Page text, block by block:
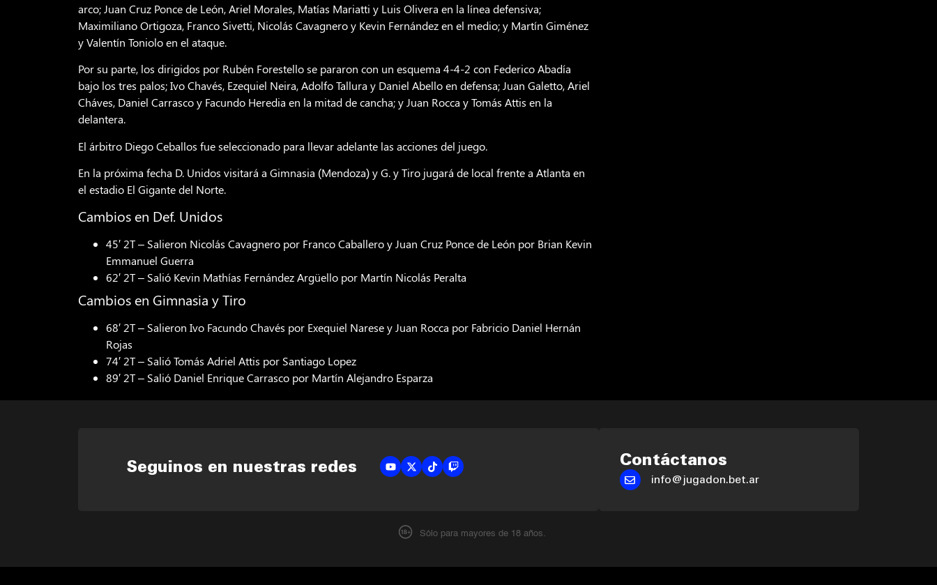
arco; Juan Cruz Ponce de León, Ariel Morales, Matías Mariatti y Luis Olivera en la línea defensiva;
Maximiliano Ortigoza, Franco Sivetti, Nicolás Cavagnero y Kevin Fernández en el medio; y Martín Giménez
y Valentín Toniolo en el ataque.
Por su parte, los dirigidos por Rubén Forestello se pararon con un esquema 4-4-2 con Federico Abadía
bajo los tres palos; Ivo Chavés, Ezequiel Neira, Adolfo Tallura y Daniel Abello en defensa; Juan Galetto, Ariel
Cháves, Daniel Carrasco y Facundo Heredia en la mitad de cancha; y Juan Rocca y Tomás Attis en la
delantera.
El árbitro Diego Ceballos fue seleccionado para llevar adelante las acciones del juego.
En la próxima fecha D. Unidos visitará a Gimnasia (Mendoza) y G. y Tiro jugará de local frente a Atlanta en
el estadio El Gigante del Norte.
Cambios en Def. Unidos
45′ 2T – Salieron Nicolás Cavagnero por Franco Caballero y Juan Cruz Ponce de León por Brian Kevin
Emmanuel Guerra
62′ 2T – Salió Kevin Mathías Fernández Argüello por Martín Nicolás Peralta
Cambios en Gimnasia y Tiro
68′ 2T – Salieron Ivo Facundo Chavés por Exequiel Narese y Juan Rocca por Fabricio Daniel Hernán
Rojas
74′ 2T – Salió Tomás Adriel Attis por Santiago Lopez
89′ 2T – Salió Daniel Enrique Carrasco por Martín Alejandro Esparza
Seguinos en nuestras redes Contáctanos
info@jugadon.bet.ar
Sólo para mayores de 18 años.